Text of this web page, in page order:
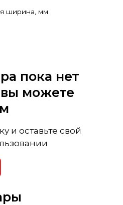
ширина, мм
пока нет
вы можете
и оставьте свой